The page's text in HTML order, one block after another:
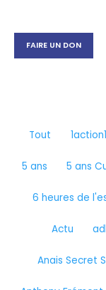
contenu
FAIRE UN DON
publications
Tout
5 ans 5 ans
6 heures de
Actu
Anais Secret